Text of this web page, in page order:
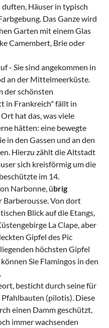
Häuser in typisch
Das Ganze wird
Garten mit einem Glas
Camembert, Brie oder
- Sie sind angekommen in
an der Mittelmeerküste.
der schönsten
in Frankreich" fällt in
hat das, was viele
hätten: eine bewegte
in den Gassen und an den
Hierzu zählt die Altstadt
sich kreisförmig um die
im 14.
Narbonne, übrig
Barberousse. Von dort
Blick auf die Etangs,
La Clape, aber
Gipfel des Pic
höchsten Gipfel
Sie Flamingos in den
besticht durch seine für
(pilotis). Diese
einen Damm geschützt,
immer wachsenden